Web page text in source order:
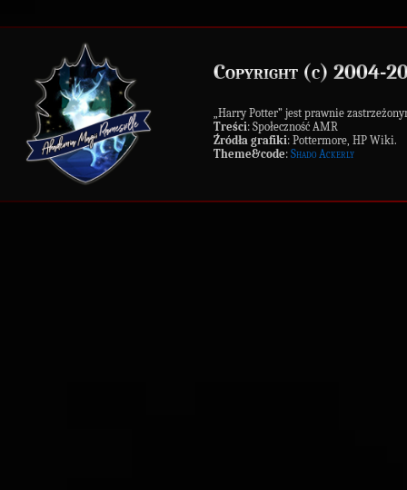
Copyright (c) 2004-
„Harry Potter” jest prawnie
Treści: Społeczność AMR
Źródła grafiki: Pottermore, HP Wiki.
Theme&code: Shado Ackerly